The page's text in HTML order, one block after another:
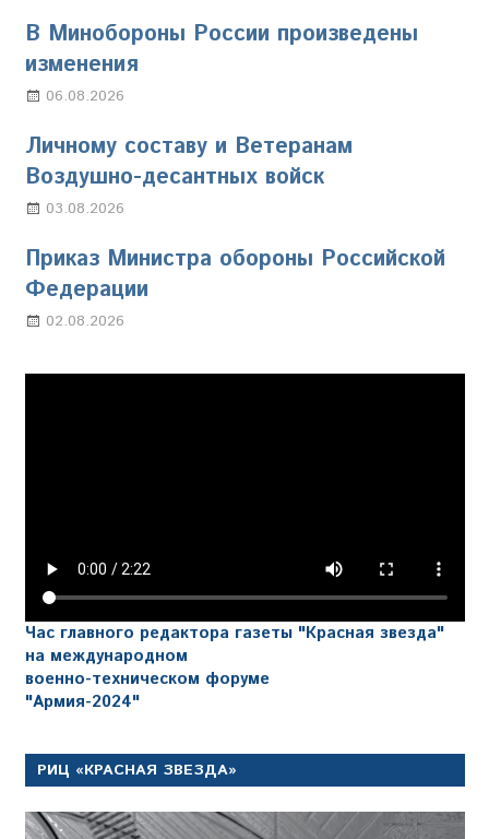
В Минобороны России произведены
изменения
06.08.2026
Личному составу и Ветеранам
Воздушно-десантных войск
03.08.2026
Приказ Министра обороны Российской
Федерации
02.08.2026
Час главного редактора газеты "Красная звезда"
на международном
военно-техническом форуме
"Армия-2024"
РИЦ «КРАСНАЯ ЗВЕЗДА»